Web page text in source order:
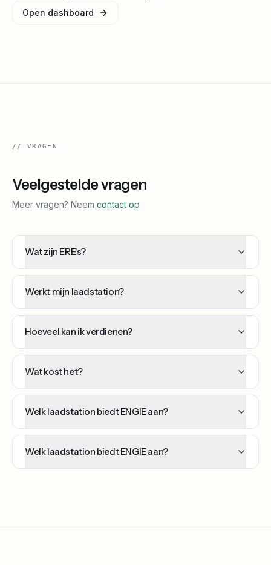
Open dashboard
// VRAGEN
Veelgestelde vragen
Meer vragen? Neem contact op
Wat zijn ERE's?
Werkt mijn laadstation?
Hoeveel kan ik verdienen?
Wat kost het?
Welk laadstation biedt ENGIE aan?
Welk laadstation biedt ENGIE aan?